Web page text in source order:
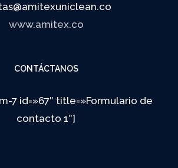
www.amitex.co
CONTÁCTANOS
7 id=»67″ title=»Formulario de
contacto 1″]